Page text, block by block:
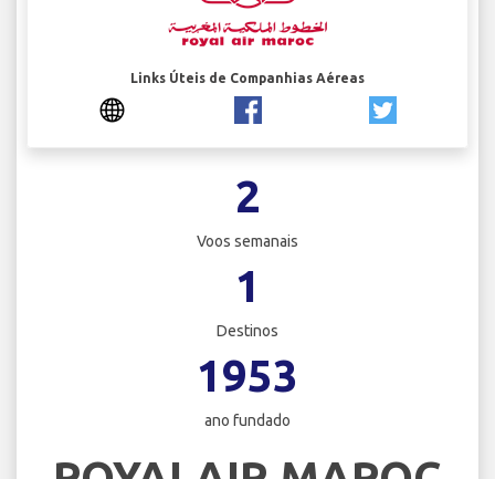
Links Úteis de Companhias Aéreas
2
Voos semanais
1
Destinos
1953
ano fundado